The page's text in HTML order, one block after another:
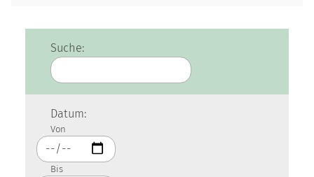
Suche:
Datum:
Von
Bis